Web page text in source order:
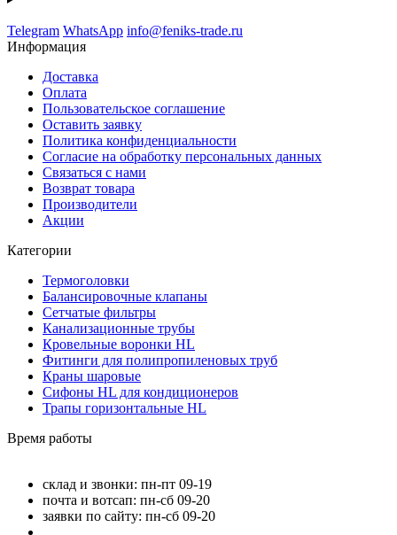
Telegram WhatsApp info@feniks-trade.ru
Информация
Доставка
Оплата
Пользовательское соглашение
Оставить заявку
Политика конфиденциальности
Согласие на обработку персональных данных
Связаться с нами
Возврат товара
Производители
Акции
Категории
Термоголовки
Балансировочные клапаны
Сетчатые фильтры
Канализационные трубы
Кровельные воронки HL
Фитинги для полипропиленовых труб
Краны шаровые
Сифоны HL для кондиционеров
Трапы горизонтальные HL
Время работы
склад и звонки: пн-пт 09-19
почта и вотсап: пн-сб 09-20
заявки по сайту: пн-сб 09-20